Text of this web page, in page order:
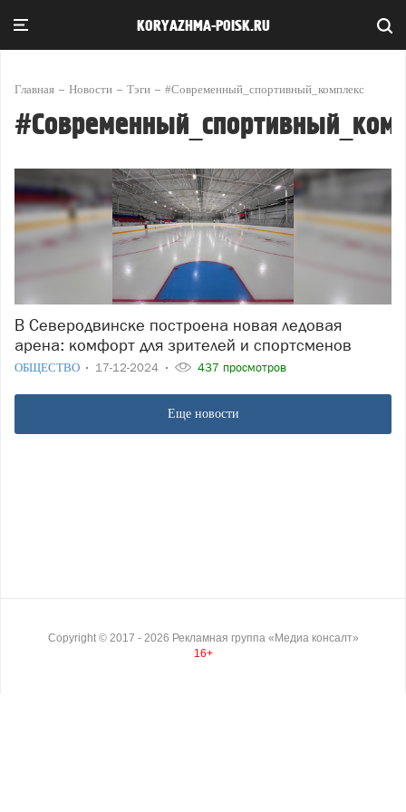
KORYAZHMA-POISK.RU
Главная Новости Тэги #Современный_спортивный_комплекс
В Северодвинске построена новая ледовая
арена: комфорт для зрителей и спортсменов
ОБЩЕСТВО 17-12-2024 437 просмотров
Еще новости
Copyright © 2017 - 2026 Рекламная группа «Медиа консалт»
16+